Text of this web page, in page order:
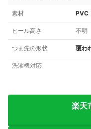
素材 PVC
ヒール高さ 不明
つま先の形状 覆わ
洗濯機対応
楽天